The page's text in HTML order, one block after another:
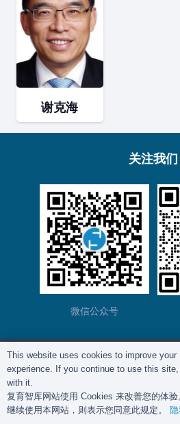
谢克海
关注我们
微信公众号
版权所有©复育智库2012 –
This website uses cookies to improve your
experience. If you continue to use this
with it.
复育智库网站使用 Cookies 来改善您的体验
继续使用本网站，则表示您同意此规定。